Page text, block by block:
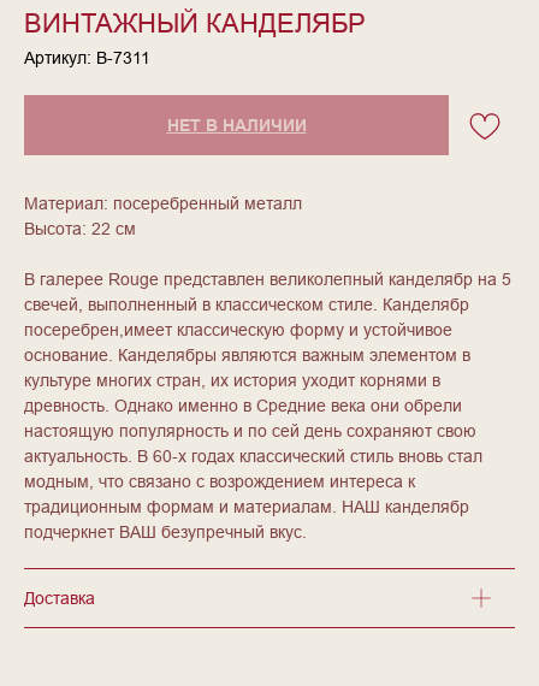
ВИНТАЖНЫЙ КАНДЕЛЯБР
Артикул: В-7311
НЕТ В НАЛИЧИИ
Материал: посеребренный металл
Высота: 22 см
В галерее Rouge представлен великолепный канделябр на 5
свечей, выполненный в классическом стиле. Канделябр
посеребрен,имеет классическую форму и устойчивое
основание. Канделябры являются важным элементом в
культуре многих стран, их история уходит корнями в
древность. Однако именно в Средние века они обрели
настоящую популярность и по сей день сохраняют свою
актуальность. В 60-х годах классический стиль вновь стал
модным, что связано с возрождением интереса к
традиционным формам и материалам. НАШ канделябр
подчеркнет ВАШ безупречный вкус.
Доставка